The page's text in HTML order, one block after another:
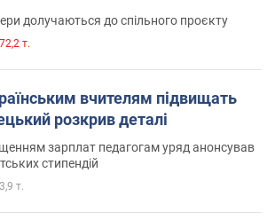
долучаються до спільного проєкту
72,2 т.
вчителям підвищать
розкрив деталі
зарплат педагогам уряд анонсував
стипендій
3,9 т.